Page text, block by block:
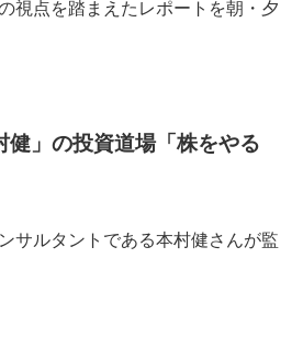
視点を踏まえたレポートを朝・夕
健」の投資道場「株をやる
サルタントである本村健さんが監